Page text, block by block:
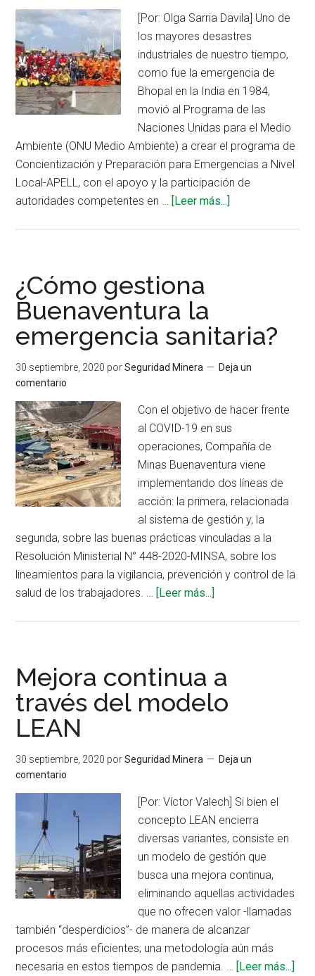
[Por: Olga Sarria Davila] Uno de
los mayores desastres
industriales de nuestro tiempo,
como fue la emergencia de
Bhopal en la India en 1984,
movió al Programa de las
Naciones Unidas para el Medio
Ambiente (ONU Medio Ambiente) a crear el programa de
Concientización y Preparación para Emergencias a Nivel
Local-APELL, con el apoyo y la participación de
autoridades competentes en … [Leer más...]
la
implementación
de
APELL
¿Cómo gestiona
Buenaventura la
emergencia sanitaria?
30 septiembre, 2020 porSeguridad Minera
Deja un
comentario
Con el objetivo de hacer frente
al COVID-19 en sus
operaciones, Compañía de
Minas Buenaventura viene
implementando dos líneas de
acción: la primera, relacionada
al sistema de gestión y, la
segunda, sobre las buenas prácticas vinculadas a la
Resolución Ministerial N° 448-2020-MINSA, sobre los
lineamientos para la vigilancia, prevención y control de la
salud de los trabajadores. … [Leer más...]
la
emergencia
Mejora continua a
través del modelo
LEAN
30 septiembre, 2020 porSeguridad Minera
Deja un
comentario
[Por: Víctor Valech] Si bien el
concepto LEAN encierra
diversas variantes, consiste en
un modelo de gestión que
busca una mejora continua,
eliminando aquellas actividades
que no ofrecen valor -llamadas
también “desperdicios”- de manera de alcanzar
procesos más eficientes; una metodología aún más
necesaria en estos tiempos de pandemia. … [Leer más...]